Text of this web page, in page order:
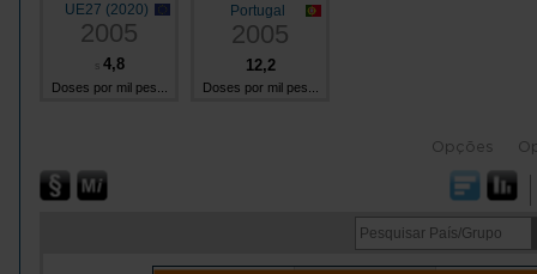
UE27 (2020)
2005
4,8
Doses por mil pes...
Portugal
2005
12,2
Doses por mil pes...
Opções